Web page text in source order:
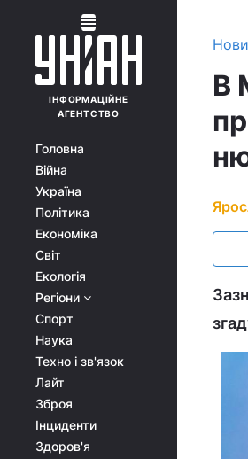
ІНФОРМАЦІЙНЕ
АГЕНТСТВО
Головна
Війна
Україна
Політика
Економіка
Світ
Екологія
Регіони
Спорт
Наука
Техно і зв'язок
Лайт
Зброя
Інциденти
Здоров'я
В